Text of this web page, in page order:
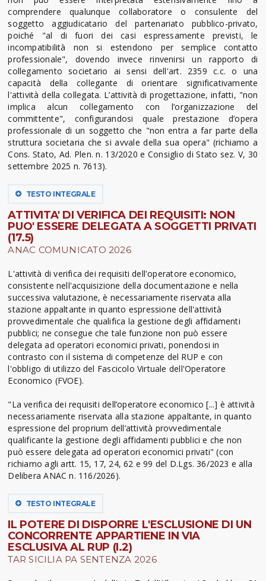
comprendere qualunque collaboratore o consulente del
soggetto aggiudicatario del partenariato pubblico-privato,
poiché "al di fuori dei casi espressamente previsti, le
incompatibilità non si estendono per semplice contatto
professionale", dovendo invece rinvenirsi un rapporto di
collegamento societario ai sensi dell'art. 2359 c.c. o una
capacità della collegante di orientare significativamente
l'attività della collegata. L’attività di progettazione, infatti, "non
implica alcun collegamento con l’organizzazione del
committente", configurandosi quale prestazione d’opera
professionale di un soggetto che "non entra a far parte della
struttura societaria che si avvale della sua opera" (richiamo a
Cons. Stato, Ad. Plen. n. 13/2020 e Consiglio di Stato sez. V, 30
settembre 2025 n. 7613).
TESTO INTEGRALE
ATTIVITA' DI VERIFICA DEI REQUISITI: NON
PUO' ESSERE DELEGATA A SOGGETTI PRIVATI
(17.5)
ANAC COMUNICATO 2026
L'attività di verifica dei requisiti dell'operatore economico,
consistente nell'acquisizione della documentazione e nella
successiva valutazione, è necessariamente riservata alla
stazione appaltante in quanto espressione dell'attività
provvedimentale che qualifica la gestione degli affidamenti
pubblici; ne consegue che tale funzione non può essere
delegata ad operatori economici privati, ponendosi in
contrasto con il sistema di competenze del RUP e con
l'obbligo di utilizzo del Fascicolo Virtuale dell'Operatore
Economico (FVOE).
"La verifica dei requisiti dell’operatore economico [...] è attività
necessariamente riservata alla stazione appaltante, in quanto
espressione del proprium dell’attività provvedimentale
qualificante la gestione degli affidamenti pubblici e che non
può essere delegata ad operatori economici privati" (con
richiamo agli artt. 15, 17, 24, 62 e 99 del D.Lgs. 36/2023 e alla
Delibera ANAC n. 116/2026).
TESTO INTEGRALE
IL POTERE DI DISPORRE L'ESCLUSIONE DI UN
CONCORRENTE APPARTIENE IN VIA
ESCLUSIVA AL RUP (I.2)
TAR SICILIA PA SENTENZA 2026